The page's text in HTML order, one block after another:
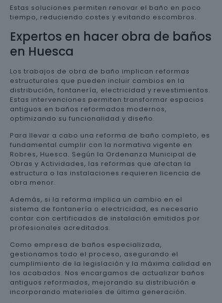
Estas soluciones permiten renovar el baño en poco
tiempo, reduciendo costes y evitando escombros.
Expertos en hacer obra de baños
en Huesca
Los trabajos de obra de baño implican reformas
estructurales que pueden incluir cambios en la
distribución, fontanería, electricidad y revestimientos.
Estas intervenciones permiten transformar espacios
antiguos en baños reformados modernos,
optimizando su funcionalidad y diseño.
Para llevar a cabo una reforma de baño completo, es
fundamental cumplir con la normativa vigente en
Robres, Huesca. Según la Ordenanza Municipal de
Obras y Actividades, las reformas que afectan la
estructura o las instalaciones requieren licencia de
obra menor.
Además, si la reforma implica un cambio en el
sistema de fontanería o electricidad, es necesario
contar con certificados de instalación emitidos por
profesionales acreditados.
Como empresa de baños especializada,
gestionamos todo el proceso, asegurando el
cumplimiento de la legislación y la máxima calidad en
los acabados. Nos encargamos de actualizar baños
antiguos reformados, mejorando su distribución e
incorporando materiales de última generación.